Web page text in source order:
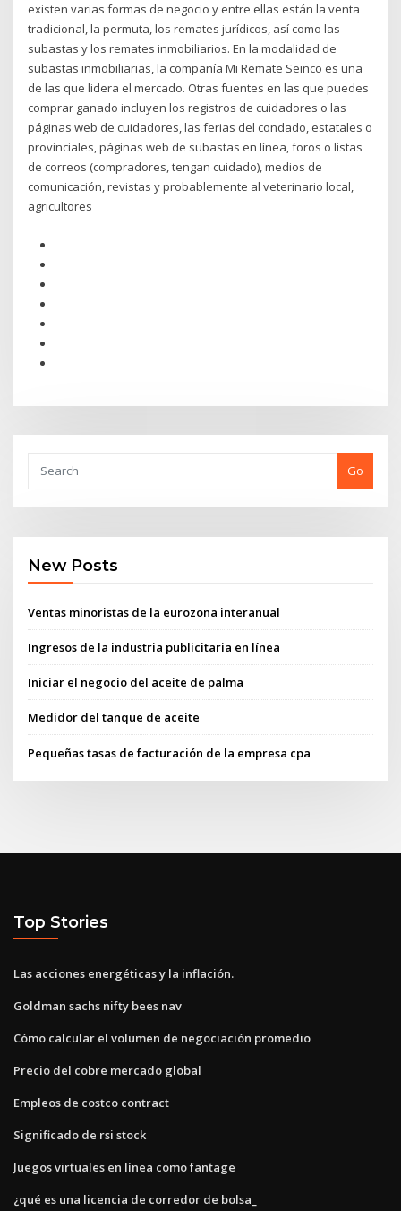
existen varias formas de negocio y entre ellas están la venta
tradicional, la permuta, los remates jurídicos, así como las
subastas y los remates inmobiliarios. En la modalidad de
subastas inmobiliarias, la compañía Mi Remate Seinco es una
de las que lidera el mercado. Otras fuentes en las que puedes
comprar ganado incluyen los registros de cuidadores o las
páginas web de cuidadores, las ferias del condado, estatales o
provinciales, páginas web de subastas en línea, foros o listas
de correos (compradores, tengan cuidado), medios de
comunicación, revistas y probablemente al veterinario local,
agricultores
Go
New Posts
Ventas minoristas de la eurozona interanual
Ingresos de la industria publicitaria en línea
Iniciar el negocio del aceite de palma
Medidor del tanque de aceite
Pequeñas tasas de facturación de la empresa cpa
Top Stories
Las acciones energéticas y la inflación.
Goldman sachs nifty bees nav
Cómo calcular el volumen de negociación promedio
Precio del cobre mercado global
Empleos de costco contract
Significado de rsi stock
Juegos virtuales en línea como fantage
¿qué es una licencia de corredor de bolsa_